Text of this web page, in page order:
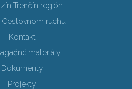
Trenčín región
Cestovnom ruchu
Kontakt
materiály
Dokumenty
Projekty